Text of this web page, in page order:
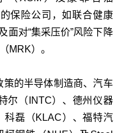
保险公司，如联合健康
面对“集采压价”风险下降
MRK）。
的半导体制造商、汽车
尔（INTC）、德州仪器
科磊（KLAC）、福特汽